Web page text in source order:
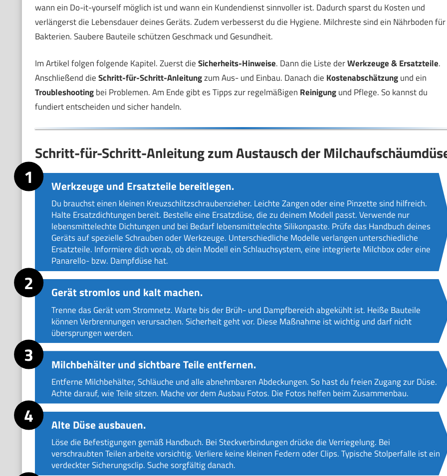
wann ein Do-it-yourself möglich ist und wann ein Kundendienst sinnvoller ist. Dadurch sparst du Kosten und
verlängerst die Lebensdauer deines Geräts. Zudem verbesserst du die Hygiene. Milchreste sind ein Nährboden für
Bakterien. Saubere Bauteile schützen Geschmack und Gesundheit.
Im Artikel folgen folgende Kapitel. Zuerst dieSicherheits-Hinweise. Dann die Liste derWerkzeuge & Ersatzteile.
Anschließend dieSchritt-für-Schritt-Anleitungzum Aus- und Einbau. Danach die Kostenabschätzungund ein
Troubleshootingbei Problemen. Am Ende gibt es Tipps zur regelmäßigen Reinigungund Pflege. So kannst du
fundiert entscheiden und sicher handeln.
Schritt-für-Schritt-Anleitung zum Austausch der
Werkzeuge und Ersatzteile bereitlegen.
Du brauchst einen kleinen Kreuzschlitzschraubenzieher. Leichte Zangen oder eine Pinzette sind hilfreich.
Halte Ersatzdichtungen bereit. Bestelle eine Ersatzdüse, die zu deinem Modell passt. Verwende nur
lebensmittelechte Dichtungen und bei Bedarf lebensmittelechte Silikonpaste. Prüfe das Handbuch deines
Geräts auf spezielle Schrauben oder Werkzeuge. Unterschiedliche Modelle verlangen unterschiedliche
Ersatzteile. Informiere dich vorab, ob dein Modell ein Schlauchsystem, eine integrierte Milchbox oder eine
Panarello- bzw. Dampfdüse hat.
Gerät stromlos und kalt machen.
Trenne das Gerät vom Stromnetz. Warte bis der Brüh- und Dampfbereich abgekühlt ist. Heiße Bauteile
können Verbrennungen verursachen. Sicherheit geht vor. Diese Maßnahme ist wichtig und darf nicht
übersprungen werden.
Milchbehälter und sichtbare Teile entfernen.
Entferne Milchbehälter, Schläuche und alle abnehmbaren Abdeckungen. So hast du freien Zugang zur Düse.
Achte darauf, wie Teile sitzen. Mache vor dem Ausbau Fotos. Die Fotos helfen beim Zusammenbau.
Alte Düse ausbauen.
Löse die Befestigungen gemäß Handbuch. Bei Steckverbindungen drücke die Verriegelung. Bei
verschraubten Teilen arbeite vorsichtig. Verliere keine kleinen Federn oder Clips. Typische Stolperfalle ist ein
verdeckter Sicherungsclip. Suche sorgfältig danach.